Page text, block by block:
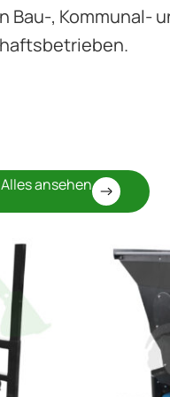
Bau-, Kommunal-
Alles ansehen